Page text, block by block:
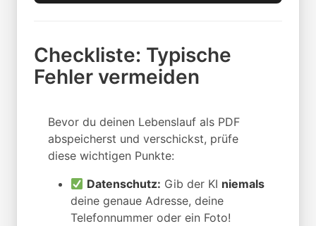
Checkliste: Typische
Fehler vermeiden
Bevor du deinen Lebenslauf als PDF
abspeicherst und verschickst, prüfe
diese wichtigen Punkte:
Datenschutz: Gib der KI niemals
deine genaue Adresse, deine
Telefonnummer oder ein Foto!